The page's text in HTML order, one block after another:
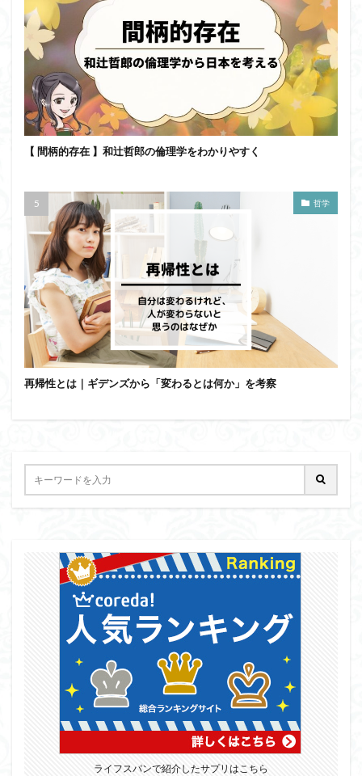
【 間柄的存在 】和辻哲郎の倫理学をわかりやすく
哲学
再帰性とは｜ギデンズから「変わるとは何か」を考察
ライフスパンで紹介したサプリはこちら